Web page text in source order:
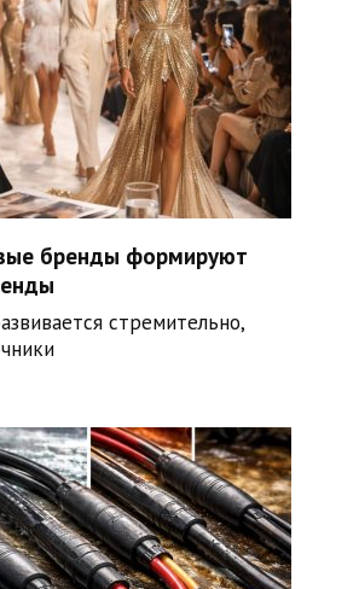
бренды формируют
стремительно,